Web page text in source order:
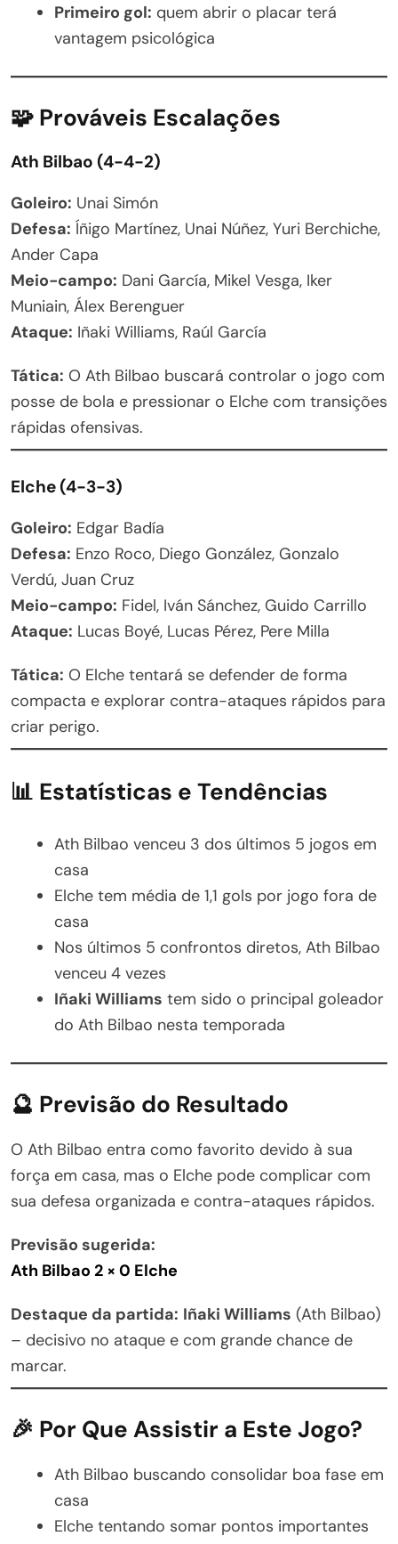
Primeiro gol: quem abrir o placar terá
vantagem psicológica
🧩 Prováveis Escalações
Ath Bilbao (4-4-2)
Goleiro: Unai Simón
Defesa: Íñigo Martínez, Unai Núñez, Yuri Berchiche,
Ander Capa
Meio-campo: Dani García, Mikel Vesga, Iker
Muniain, Álex Berenguer
Ataque: Iñaki Williams, Raúl García
Tática: O Ath Bilbao buscará controlar o jogo com
posse de bola e pressionar o Elche com transições
rápidas ofensivas.
Elche (4-3-3)
Goleiro: Edgar Badía
Defesa: Enzo Roco, Diego González, Gonzalo
Verdú, Juan Cruz
Meio-campo: Fidel, Iván Sánchez, Guido Carrillo
Ataque: Lucas Boyé, Lucas Pérez, Pere Milla
Tática: O Elche tentará se defender de forma
compacta e explorar contra-ataques rápidos para
criar perigo.
📊 Estatísticas e Tendências
Ath Bilbao venceu 3 dos últimos 5 jogos em
casa
Elche tem média de 1,1 gols por jogo fora de
casa
Nos últimos 5 confrontos diretos, Ath Bilbao
venceu 4 vezes
Iñaki Williams tem sido o principal goleador
do Ath Bilbao nesta temporada
🔮 Previsão do Resultado
O Ath Bilbao entra como favorito devido à sua
força em casa, mas o Elche pode complicar com
sua defesa organizada e contra-ataques rápidos.
Previsão sugerida:
Ath Bilbao 2 × 0 Elche
Destaque da partida: Iñaki Williams (Ath Bilbao)
– decisivo no ataque e com grande chance de
marcar.
🎉 Por Que Assistir a Este Jogo?
Ath Bilbao buscando consolidar boa fase em
casa
Elche tentando somar pontos importantes